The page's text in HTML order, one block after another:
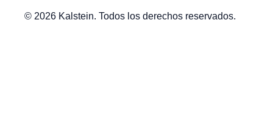
© 2026 Kalstein. Todos los derechos reservados.